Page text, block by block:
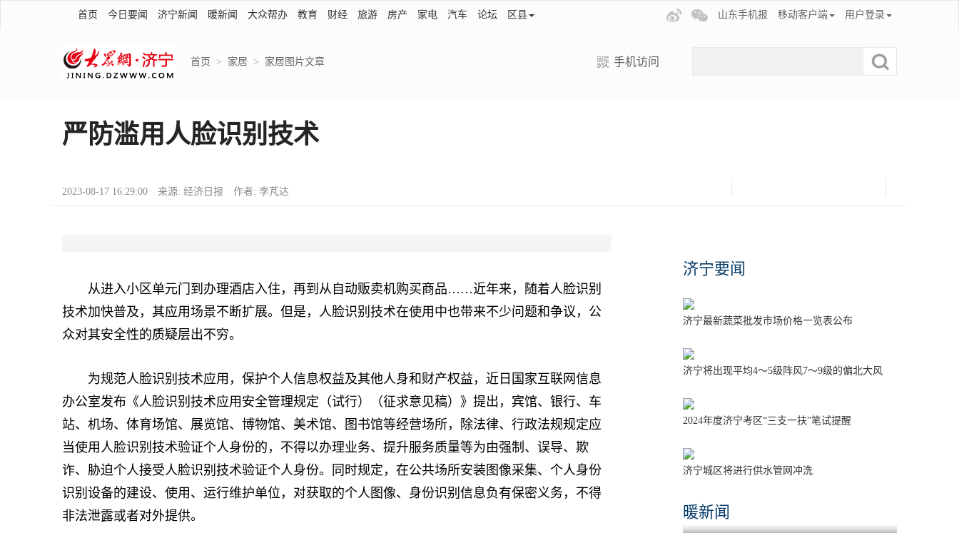
首页 今日要闻 济宁新闻 暖新闻 大众帮办 教育 财经 旅游 房产 家电 汽车 论坛 区县 山东手机报 移动客户端 用户登录
首页 > 家居 > 家居图片文章 手机访问
严防滥用人脸识别技术
2023-08-17 16:29:00 来源: 经济日报 作者: 李芃达
从进入小区单元门到办理酒店入住，再到从自动贩卖机购买商品……近年来，随着人脸识别
技术加快普及，其应用场景不断扩展。但是，人脸识别技术在使用中也带来不少问题和争议，公
众对其安全性的质疑层出不穷。
为规范人脸识别技术应用，保护个人信息权益及其他人身和财产权益，近日国家互联网信息
办公室发布《人脸识别技术应用安全管理规定（试行）（征求意见稿）》提出，宾馆、银行、车
站、机场、体育场馆、展览馆、博物馆、美术馆、图书馆等经营场所，除法律、行政法规规定应
当使用人脸识别技术验证个人身份的，不得以办理业务、提升服务质量等为由强制、误导、欺
诈、胁迫个人接受人脸识别技术验证个人身份。同时规定，在公共场所安装图像采集、个人身份
识别设备的建设、使用、运行维护单位，对获取的个人图像、身份识别信息负有保密义务，不得
非法泄露或者对外提供。
济宁要闻
济宁最新蔬菜批发市场价格一览表公布
济宁将出现平均4～5级阵风7～9级的偏北大风
2024年度济宁考区“三支一扶”笔试提醒
济宁城区将进行供水管网冲洗
暖新闻